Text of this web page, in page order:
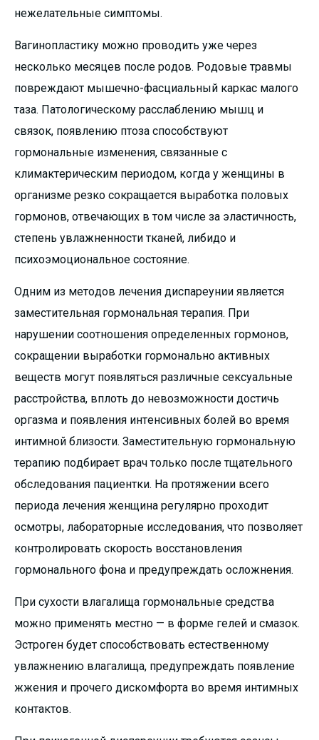
нежелательные симптомы.
Вагинопластику можно проводить уже через
несколько месяцев после родов. Родовые травмы
повреждают мышечно-фасциальный каркас малого
таза. Патологическому расслаблению мышц и
связок, появлению птоза способствуют
гормональные изменения, связанные с
климактерическим периодом, когда у женщины в
организме резко сокращается выработка половых
гормонов, отвечающих в том числе за эластичность,
степень увлажненности тканей, либидо и
психоэмоциональное состояние.
Одним из методов лечения диспареунии является
заместительная гормональная терапия. При
нарушении соотношения определенных гормонов,
сокращении выработки гормонально активных
веществ могут появляться различные сексуальные
расстройства, вплоть до невозможности достичь
оргазма и появления интенсивных болей во время
интимной близости. Заместительную гормональную
терапию подбирает врач только после тщательного
обследования пациентки. На протяжении всего
периода лечения женщина регулярно проходит
осмотры, лабораторные исследования, что позволяет
контролировать скорость восстановления
гормонального фона и предупреждать осложнения.
При сухости влагалища гормональные средства
можно применять местно — в форме гелей и смазок.
Эстроген будет способствовать естественному
увлажнению влагалища, предупреждать появление
жжения и прочего дискомфорта во время интимных
контактов.